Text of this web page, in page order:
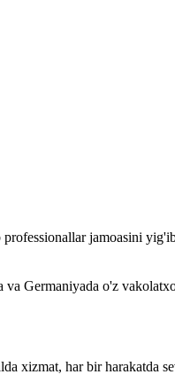
jamoasini
Germaniyada o'z
xizmat, har bir harakatda